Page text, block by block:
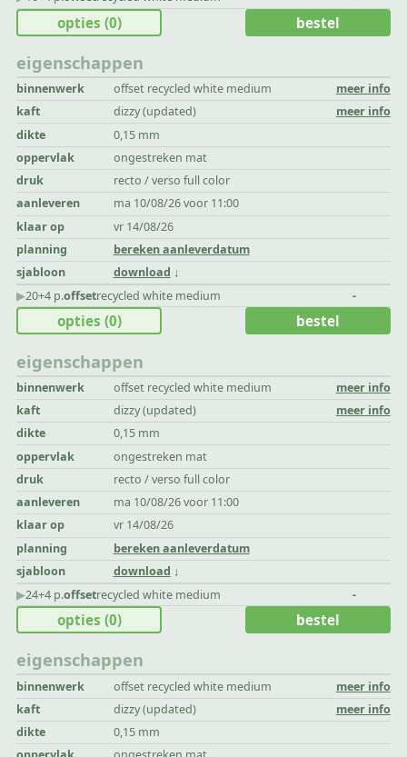
eigenschappen
binnenwerk offset recycled white medium
meer info
kaft
dizzy (updated)
meer info
dikte
0,15 mm
oppervlak
ongestreken mat
druk
recto / verso full color
aanleveren
ma 10/08/26 voor 11:00
klaar op
vr 14/08/26
planning
bereken aanleverdatum
sjabloon
download
opties (0) bestel
▶︎20+4 p.offsetrecycled white medium -
eigenschappen
binnenwerk offset recycled white medium
meer info
kaft
dizzy (updated)
meer info
dikte
0,15 mm
oppervlak
ongestreken mat
druk
recto / verso full color
aanleveren
ma 10/08/26 voor 11:00
klaar op
vr 14/08/26
planning
bereken aanleverdatum
sjabloon
download
opties (0) bestel
▶︎24+4 p.offsetrecycled white medium -
eigenschappen
binnenwerk offset recycled white medium
meer info
kaft
dizzy (updated)
meer info
dikte
0,15 mm
opties (0) bestel